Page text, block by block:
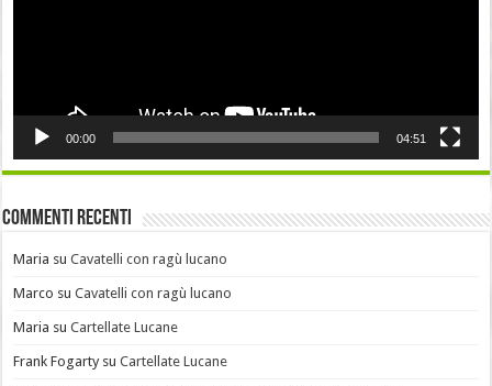
00:00 04:51
Commenti recenti
Maria suCavatelli con ragù lucano
Marco suCavatelli con ragù lucano
Maria suCartellate Lucane
Frank FogartysuCartellate Lucane